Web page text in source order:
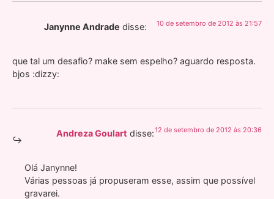
Janynne Andrade disse: 10 de setembro de 2012 às 21:57
que tal um desafio? make sem espelho? aguardo resposta.
bjos :dizzy:
Andreza Goulart disse:12 de setembro de 2012 às 20:36
Olá Janynne!
Várias pessoas já propuseram esse, assim que possível
gravarei.